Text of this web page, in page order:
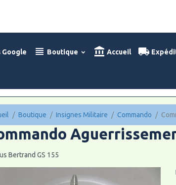
Google Boutique Accueil
Boutique Insignes Militaire Commando
Bertrand GS 155